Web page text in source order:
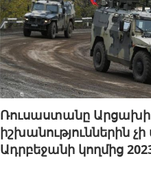
Ռուսաստանը Արցախի
իշխանություններին
Ադրբեջանի կողմից